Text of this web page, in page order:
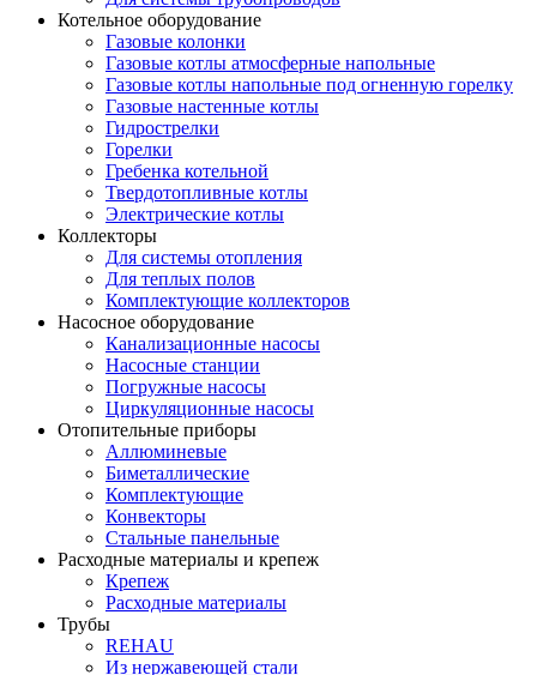
Котельное оборудование
Газовые колонки
Газовые котлы атмосферные напольные
Газовые котлы напольные под огненную горелку
Газовые настенные котлы
Гидрострелки
Горелки
Гребенка котельной
Твердотопливные котлы
Электрические котлы
Коллекторы
Для системы отопления
Для теплых полов
Комплектующие коллекторов
Насосное оборудование
Канализационные насосы
Насосные станции
Погружные насосы
Циркуляционные насосы
Отопительные приборы
Аллюминевые
Биметаллические
Комплектующие
Конвекторы
Стальные панельные
Расходные материалы и крепеж
Крепеж
Расходные материалы
Трубы
REHAU
Из нержавеющей стали